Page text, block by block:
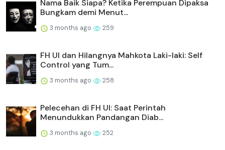
Nama Baik Siapa? Ketika Perempuan Dipaksa
Bungkam demi Menut...
3 months ago 259
FH UI dan Hilangnya Mahkota Laki-laki: Self
Control yang Tum...
3 months ago 258
Pelecehan di FH UI: Saat Perintah
Menundukkan Pandangan Diab...
3 months ago 252